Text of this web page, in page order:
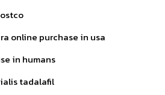
online purchase in usa
in humans
tadalafil